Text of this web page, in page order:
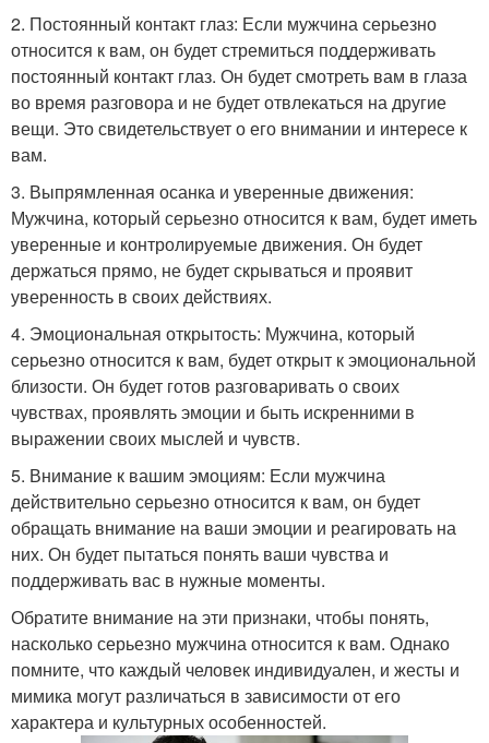
2. Постоянный контакт глаз: Если мужчина серьезно
относится к вам, он будет стремиться поддерживать
постоянный контакт глаз. Он будет смотреть вам в глаза
во время разговора и не будет отвлекаться на другие
вещи. Это свидетельствует о его внимании и интересе к
вам.
3. Выпрямленная осанка и уверенные движения:
Мужчина, который серьезно относится к вам, будет иметь
уверенные и контролируемые движения. Он будет
держаться прямо, не будет скрываться и проявит
уверенность в своих действиях.
4. Эмоциональная открытость: Мужчина, который
серьезно относится к вам, будет открыт к эмоциональной
близости. Он будет готов разговаривать о своих
чувствах, проявлять эмоции и быть искренними в
выражении своих мыслей и чувств.
5. Внимание к вашим эмоциям: Если мужчина
действительно серьезно относится к вам, он будет
обращать внимание на ваши эмоции и реагировать на
них. Он будет пытаться понять ваши чувства и
поддерживать вас в нужные моменты.
Обратите внимание на эти признаки, чтобы понять,
насколько серьезно мужчина относится к вам. Однако
помните, что каждый человек индивидуален, и жесты и
мимика могут различаться в зависимости от его
характера и культурных особенностей.